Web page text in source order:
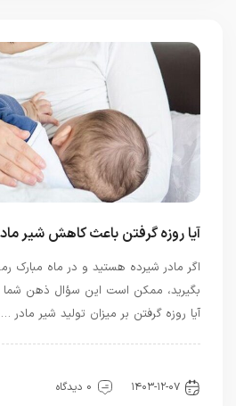
آیا روزه گرفتن باعث کاهش شیر
اگر مادر شیرده هستید و در ماه مبارک
بگیرید، ممکن است این سؤال ذهن شما
آیا روزه گرفتن بر میزان تولید شیر مادر …
۱۴۰۳-۱۲-۰۷
0 دیدگاه